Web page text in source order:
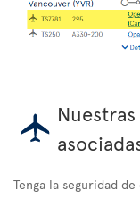
Tenga la seguridad